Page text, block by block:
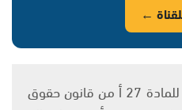
←
يتم الاستخدام المواد وفقًا للمادة 27 أ من قانون حقوق